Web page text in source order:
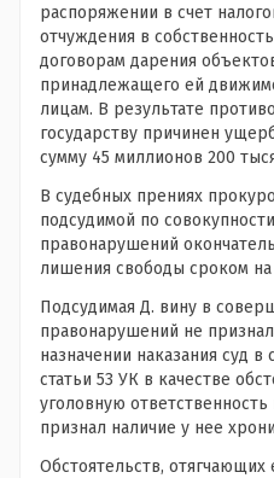
распоряжении в счет
отчуждения в
договорам дарения
принадлежащего ей
лицам. В результате
государству причинен
сумму 45 миллионов 200
В судебных прениях
подсудимой по
правонарушений
лишения свободы сроком на
Подсудимая Д. вину в
правонарушений не
назначении наказания суд в
статьи 53 УК в качестве
уголовную
признал наличие у нее
Обстоятельств, отягчающих